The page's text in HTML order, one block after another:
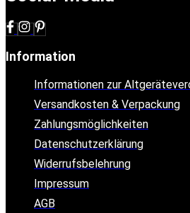
Information
Informationen zur
Versandkosten & Verpackung
Zahlungsmöglichkeiten
Datenschutzerklärung
Widerrufsbelehrung
Impressum
AGB